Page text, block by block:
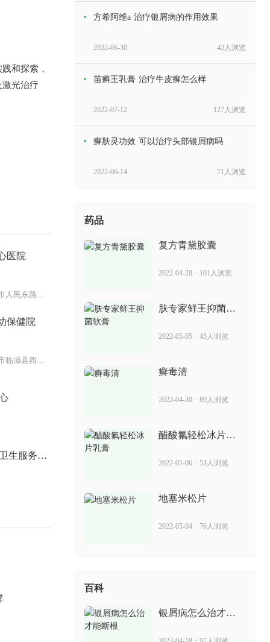
和探索，
光治疗
医院
浙江省金华市人民东路365号
保健院
河北省邯郸市临漳县西门北大街
生服务中
方希阿维a 治疗银屑病的作用效果
2022-06-30 42人浏览
苗癣王乳膏 治疗牛皮癣怎么样
2022-07-12 127人浏览
癣肤灵功效 可以治疗头部银屑病吗
2022-06-14 71人浏览
百癣夏塔热胶囊 是怎么治疗银屑病的
卡泊三醇软膏小孩可以用吗 治疗银屑病
药品
复方青黛胶囊
2022-04-28 · 101人浏览
肤专家鲜王抑菌软
2022-05-05 · 45人浏览
癣毒清
2022-04-30 · 89人浏览
醋酸氟轻松冰片乳
2022-05-06 · 53人浏览
地塞米松片
2022-05-04 · 76人浏览
百科
银屑病怎么治才能